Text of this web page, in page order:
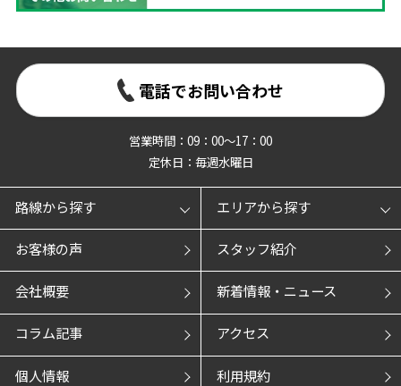
電話でお問い合わせ
営業時間：09：00～17：00
定休日：毎週水曜日
路線から探す エリアから探す
お客様の声 スタッフ紹介
会社概要 新着情報・ニュース
コラム記事 アクセス
個人情報 利用規約